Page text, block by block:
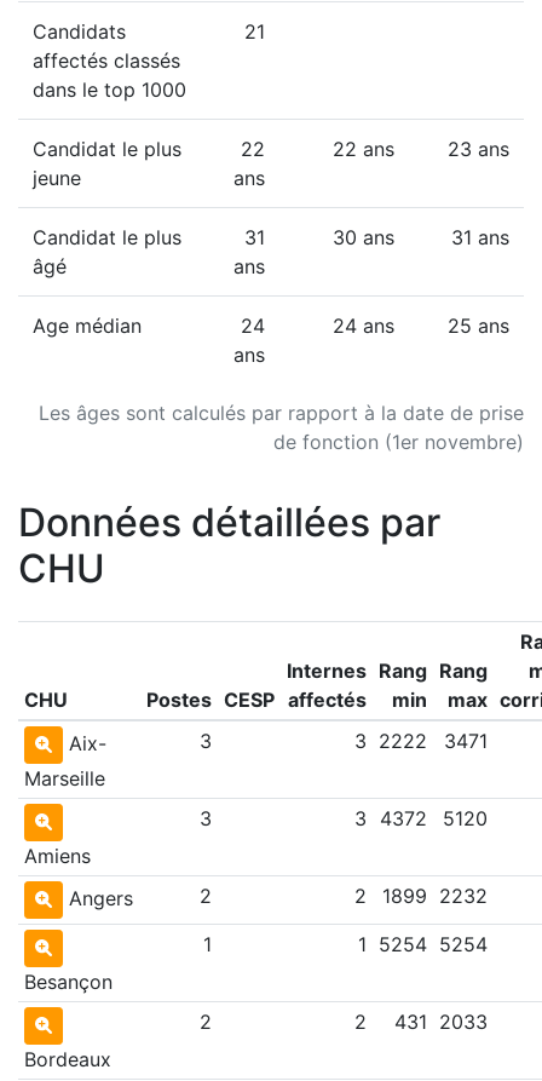
Les âges sont calculés par rapport à la date de prise
de fonction (1er novembre)
Candidats
affectés classés
dans le top 1000
21
Candidat le plus
jeune
22
ans
22 ans 23 ans
Candidat le plus
âgé
31
ans
30 ans 31 ans
Age médian
24
ans
24 ans 25 ans
Données détaillées par
CHU
CHU Postes CESP
Internes
affectés
Rang
min
Rang
max
Aix-
Marseille
3 3 2222 3471
Amiens
3 3 4372 5120
Angers 2 2 1899 2232
Besançon
1 1 5254 5254
Bordeaux
2 2 431 2033